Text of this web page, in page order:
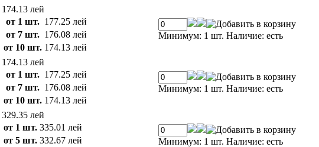
174.13 лей
от 1 шт. 177.25 лей
от 7 шт. 176.08 лей
от 10 шт. 174.13 лей
Минимум: 1 шт. Наличие: есть
174.13 лей
от 1 шт. 177.25 лей
от 7 шт. 176.08 лей
от 10 шт. 174.13 лей
Минимум: 1 шт. Наличие: есть
329.35 лей
от 1 шт. 335.01 лей
от 5 шт. 332.67 лей
Минимум: 1 шт. Наличие: есть